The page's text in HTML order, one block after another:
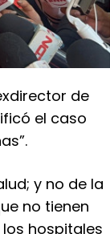
de
el caso
y no de la
no tienen
hospitales